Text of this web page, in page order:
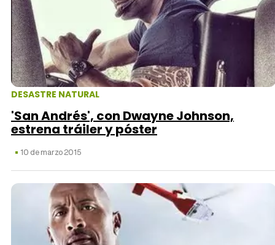
DESASTRE NATURAL
'San Andrés', con Dwayne Johnson,
estrena tráiler y póster
10 de marzo 2015